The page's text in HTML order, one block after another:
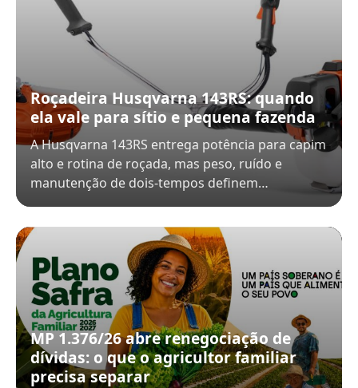
Roçadeira Husqvarna 143RS: quando
ela vale para sítio e pequena fazenda
A Husqvarna 143RS entrega potência para capim
alto e rotina de roçada, mas peso, ruído e
manutenção de dois-tempos definem…
MP 1.376/26 abre renegociação de
dívidas: o que o agricultor familiar
precisa separar